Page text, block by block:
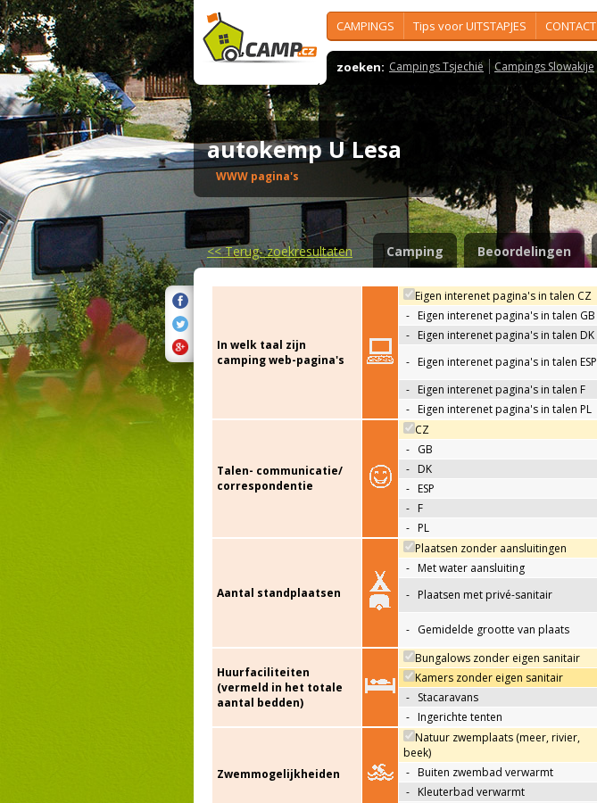
CAMPINGS Tips voor UITSTAPJES CONTACT
zoeken: Campings Tsjechië Campings Slowakije
autokemp U Lesa
WWW pagina's
<<Terug- zoekresultaten Camping Beoordelingen
In welk taal zijn
camping web-pagina's
Eigen interenet pagina's in talen CZ
- Eigen interenet pagina's in talen GB
- Eigen interenet pagina's in talen DK
- Eigen interenet pagina's in talen ESP
- Eigen interenet pagina's in talen F
- Eigen interenet pagina's in talen PL
Talen- communicatie/
correspondentie
CZ
- GB
- DK
- ESP
- F
- PL
Aantal standplaatsen
Plaatsen zonder aansluitingen
- Met water aansluiting
- Plaatsen met privé-sanitair
- Gemidelde grootte van plaats
Huurfaciliteiten
(vermeld in het totale
aantal bedden)
Bungalows zonder eigen sanitair
Kamers zonder eigen sanitair
- Stacaravans
- Ingerichte tenten
Zwemmogelijkheiden
Natuur zwemplaats (meer, rivier,
beek)
- Buiten zwembad verwarmt
- Kleuterbad verwarmt